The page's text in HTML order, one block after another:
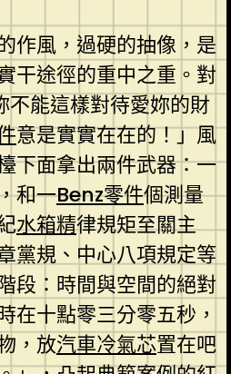
作風，過硬的抽像，是
干途徑的重中之重。對
不能這樣對待愛妳的財
意是實實在在的！」風
下面拿出兩件武器：一
和一Benz零件個測量
水箱精律規矩至關主
黨規、中心八項規定等
段：時間與空間的絕對
在十點零三分零五秒，
，放汽車冷氣芯置在吧